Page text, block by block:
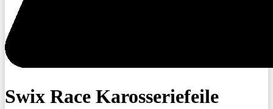
Swix Race Karosseriefeile